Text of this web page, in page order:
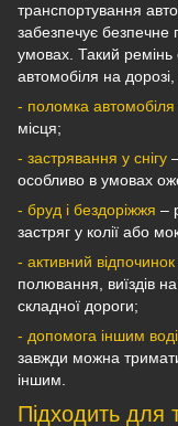
транспортування
забезпечує
умовах. Такий ремінь
автомобіля на
- поломка автомобіля
місця;
- застрявання у снігу
особливо в умовах
- бруд і бездоріжжя –
застряг у колії або
- активний відпочинок
полювання, виїздів
складної дороги;
- допомога іншим
завжди можна
іншим.
Підходить для